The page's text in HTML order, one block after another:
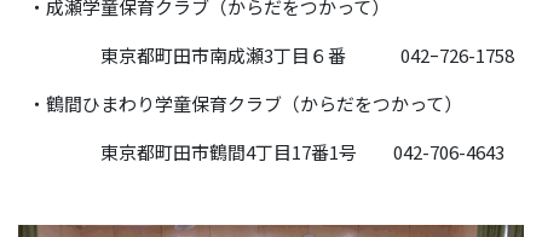
・成瀬学童保育クラブ（からだをつかって）
東京都町田市南成瀬3丁目６番 042ｰ726-1758
・鶴間ひまわり学童保育クラブ（からだをつかって）
東京都町田市鶴間4丁目17番1号 042-706-4643